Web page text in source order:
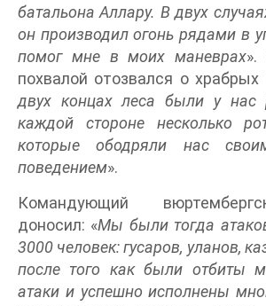
батальона Аллару. В двух
он производил огонь рядами в
помог мне в моих маневрах».
похвалой отозвался о храбрых
двух концах леса были у нас
каждой стороне несколько
которые ободряли нас
поведением».
Командующий
доносил: «Мы были тогда
3000 человек: гусаров, уланов,
после того как были отбиты
атаки и успешно исполнены